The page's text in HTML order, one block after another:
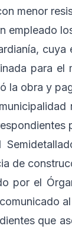
menor
empleado
para el
la obra y
de
por el
que